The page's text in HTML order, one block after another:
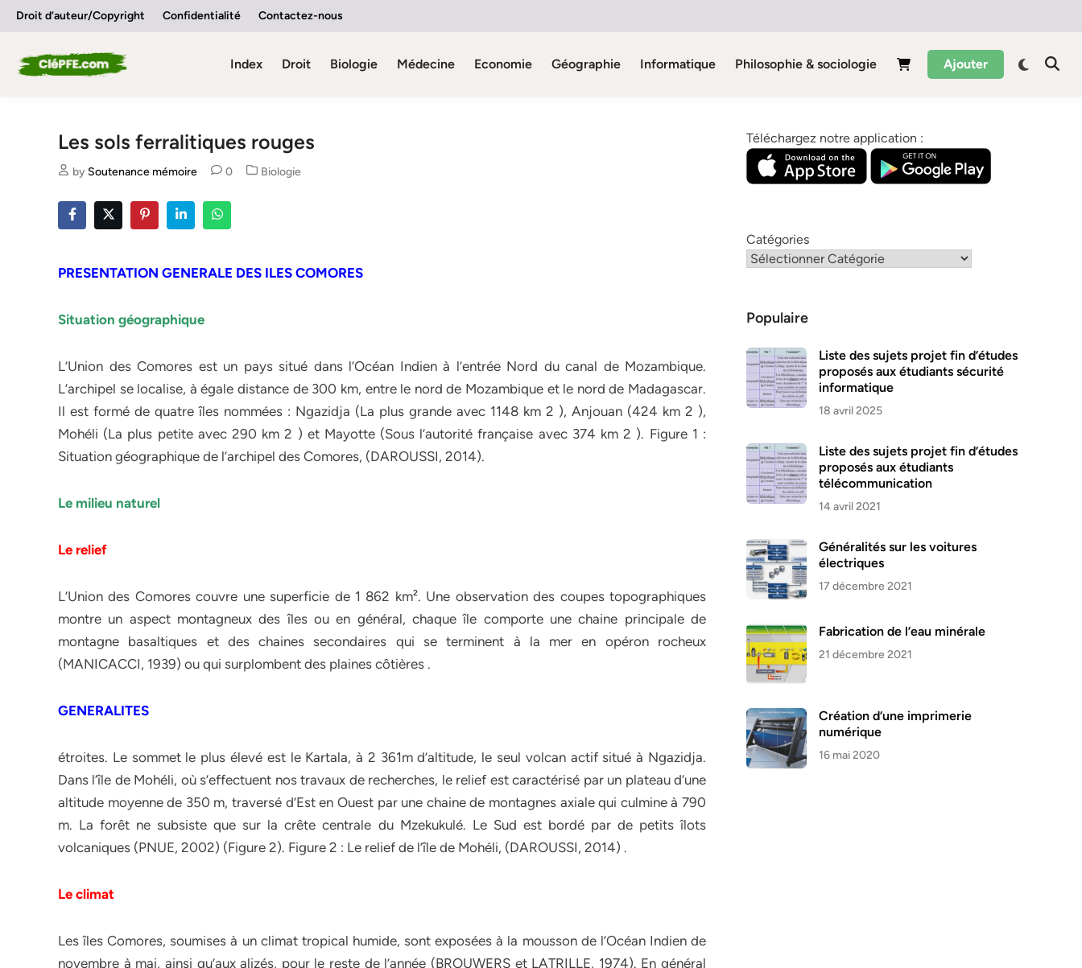
SkipDroit d’auteur/Copyright Confidentialité Contactez-nous
Index Droit Biologie Médecine Economie Géographie Informatique Philosophie & sociologie Ajouter
Les sols ferralitiques rouges
by Soutenance mémoire 0
Posted
Biologie
PRESENTATION GENERALE DES ILES COMORES
Situation géographique
L’Union des Comores est un pays situé dans l’Océan Indien à l’entrée Nord du canal de Mozambique.
L’archipel se localise, à égale distance de 300 km, entre le nord de Mozambique et le nord de Madagascar.
Il est formé de quatre îles nommées : Ngazidja (La plus grande avec 1148 km 2 ), Anjouan (424 km 2 ),
Mohéli (La plus petite avec 290 km 2 ) et Mayotte (Sous l’autorité française avec 374 km 2 ). Figure 1 :
Situation géographique de l’archipel des Comores, (DAROUSSI, 2014).
Le milieu naturel
Le relief
L’Union des Comores couvre une superficie de 1 862 km². Une observation des coupes topographiques
montre un aspect montagneux des îles ou en général, chaque île comporte une chaine principale de
montagne basaltiques et des chaines secondaires qui se terminent à la mer en opéron rocheux
(MANICACCI, 1939) ou qui surplombent des plaines côtières .
GENERALITES
étroites. Le sommet le plus élevé est le Kartala, à 2 361m d’altitude, le seul volcan actif situé à Ngazidja.
Dans l’île de Mohéli, où s’effectuent nos travaux de recherches, le relief est caractérisé par un plateau d’une
altitude moyenne de 350 m, traversé d’Est en Ouest par une chaine de montagnes axiale qui culmine à 790
m. La forêt ne subsiste que sur la crête centrale du Mzekukulé. Le Sud est bordé par de petits îlots
volcaniques (PNUE, 2002) (Figure 2). Figure 2 : Le relief de l’île de Mohéli, (DAROUSSI, 2014) .
Le climat
Les îles Comores, soumises à un climat tropical humide, sont exposées à la mousson de l’Océan Indien de
novembre à mai, ainsi qu’aux alizés, pour le reste de l’année (BROUWERS et LATRILLE, 1974). En général
Téléchargez notre application :
Catégories
Populaire
Liste des sujets projet fin d’études
proposés aux étudiants sécurité
informatique
18 avril 2025
Liste des sujets projet fin d’études
proposés aux étudiants
télécommunication
14 avril 2021
Généralités sur les voitures
électriques
17 décembre 2021
Fabrication de l’eau minérale
21 décembre 2021
Création d’une imprimerie
numérique
16 mai 2020